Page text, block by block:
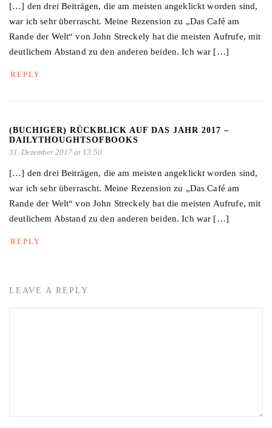
[…] den drei Beiträgen, die am meisten angeklickt worden sind,
war ich sehr überrascht. Meine Rezension zu „Das Café am
Rande der Welt“ von John Streckely hat die meisten Aufrufe, mit
deutlichem Abstand zu den anderen beiden. Ich war […]
REPLY
(BUCHIGER) RÜCKBLICK AUF DAS JAHR 2017 –
DAILYTHOUGHTSOFBOOKS
31. Dezember 2017 at 13:50
[…] den drei Beiträgen, die am meisten angeklickt worden sind,
war ich sehr überrascht. Meine Rezension zu „Das Café am
Rande der Welt“ von John Streckely hat die meisten Aufrufe, mit
deutlichem Abstand zu den anderen beiden. Ich war […]
REPLY
LEAVE A REPLY